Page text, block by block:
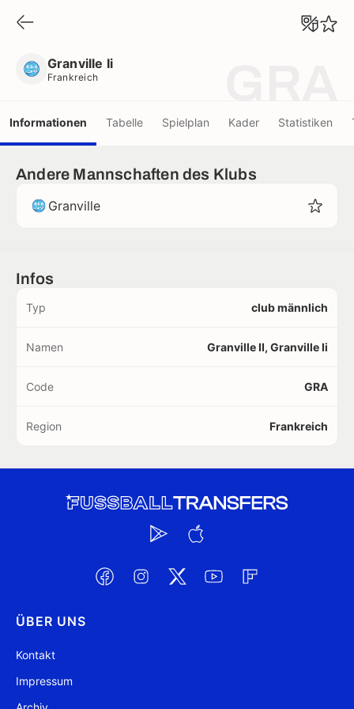
Granville Ii
Frankreich
Informationen Tabelle Spielplan Kader Statistiken
Andere Mannschaften des Klubs
Granville
Infos
Typ club männlich
Namen Granville II, Granville Ii
Code GRA
Region Frankreich
ÜBER UNS
Kontakt
Impressum